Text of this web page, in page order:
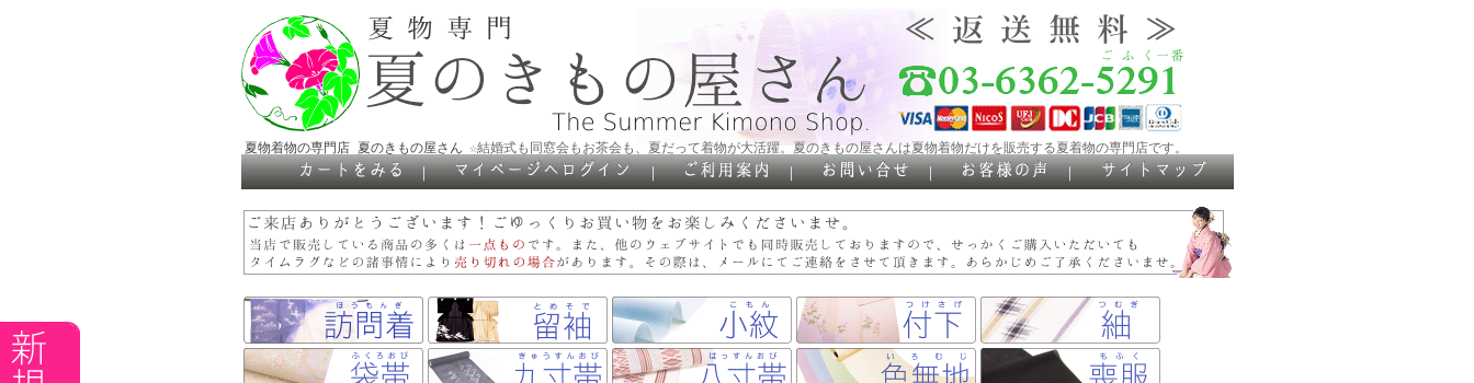
夏物着物の専門店 夏のきもの屋さん ☆結婚式も同窓会もお茶会も、夏だって着物が大活躍。夏のきもの屋さんは夏物着物だけを販売する夏着物の専門店です。
｜ ｜ ｜ ｜ ｜